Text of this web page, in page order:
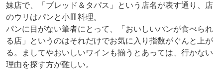
妹店で、「ブレッド＆タパス」という店名が表す通り、店
のウリはパンと小皿料理。
パンに目がない筆者にとって、「おいしいパンが食べられ
る店」というのはそれだけでお気に入り指数がぐんと上が
る。ましてやおいしいワインも揃うとあっては、行かない
理由を探す方が難しい。